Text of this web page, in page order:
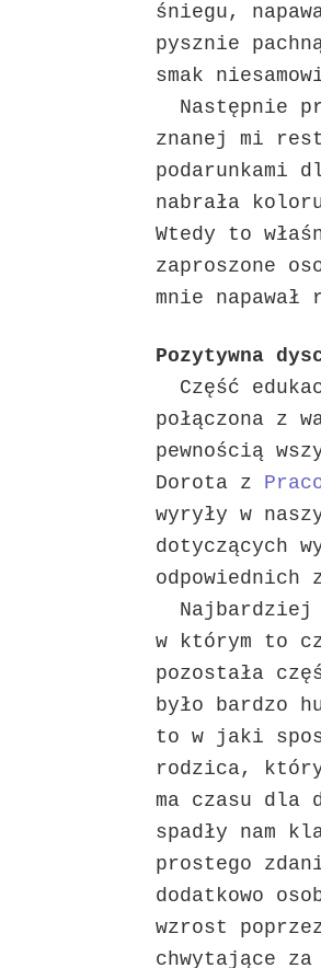
śniegu,
pysznie
smak
Następnie
znanej mi
podarunkami
nabrała
Wtedy to
zaproszone
mnie
Pozytywna
Część
połączona z
pewnością
Dorota z
wyryły w
dotyczących
odpowiednich
Najbardziej
w którym to
pozostała
było bardzo
to w jaki
rodzica, który
ma czasu dla
spadły nam
prostego
dodatkowo
wzrost
chwytające